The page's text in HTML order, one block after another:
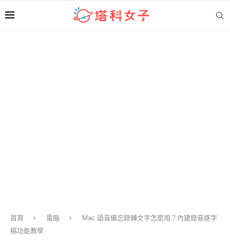
首頁 電腦
Mac 語音備忘錄轉文字怎麼用？內建錄音逐字
稿功能教學